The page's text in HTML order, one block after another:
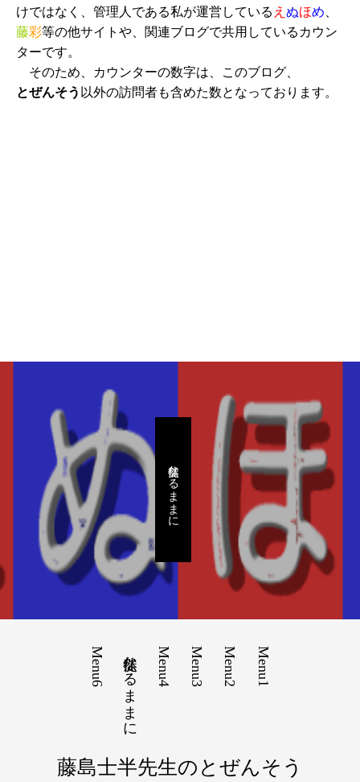
けではなく、管理人である私が運営している え ぬほめ
藤彩等の他サイトや、関連ブログで共用しているカウン
ターです。
そのため、カウンターの数字は、このブログ、
とぜんそう 以外の訪問者も含めた数となっております。
徒然なるままに
Menu1
Menu2
Menu3
Menu4
徒然なるままに
Menu6
藤島士半先生のとぜんそう